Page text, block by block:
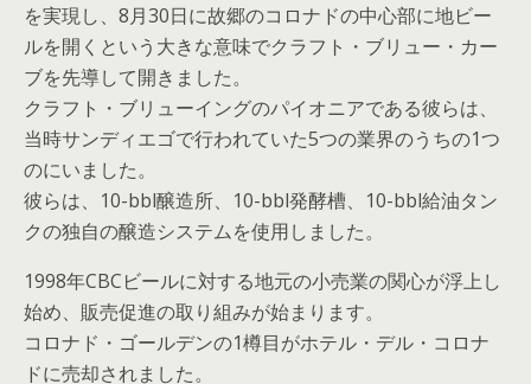
を実現し、8月30日に故郷のコロナドの中心部に地ビー
ルを開くという大きな意味でクラフト・ブリュー・カー
ブを先導して開きました。
クラフト・ブリューイングのパイオニアである彼らは、
当時サンディエゴで行われていた5つの業界のうちの1つ
のにいました。
彼らは、10-bbl醸造所、10-bbl発酵槽、10-bbl給油タン
クの独自の醸造システムを使用しました。
1998年CBCビールに対する地元の小売業の関心が浮上し
始め、販売促進の取り組みが始まります。
コロナド・ゴールデンの1樽目がホテル・デル・コロナ
ドに売却されました。